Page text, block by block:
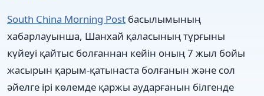
South China Morning Post басылымының
хабарлауынша, Шанхай қаласының тұрғыны
күйеуі қайтыс болғаннан кейін оның 7 жыл бойы
жасырын қарым-қатынаста болғанын және сол
әйелге ірі көлемде қаржы аударғанын білгенде